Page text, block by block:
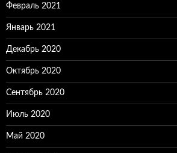
Февраль 2021
Январь 2021
Декабрь 2020
Октябрь 2020
Сентябрь 2020
Июль 2020
Май 2020